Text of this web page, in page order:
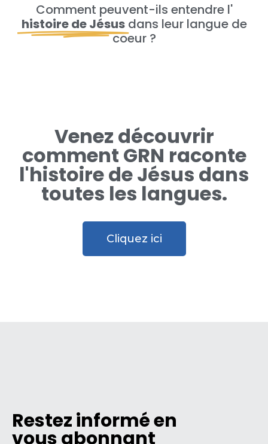
Comment peuvent-ils entendre l'
histoire de Jésus dans leur langue de
coeur ?
Venez découvrir
comment GRN raconte
l'histoire de Jésus dans
toutes les langues.
Cliquez ici
Restez informé en
vous abonnant